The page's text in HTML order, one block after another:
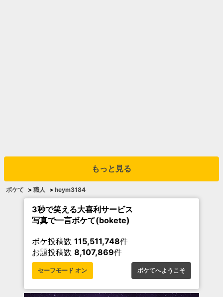
もっと見る
ボケて > 職人 > heym3184
3秒で笑える大喜利サービス
写真で一言ボケて(bokete)
ボケ投稿数 115,511,748件
お題投稿数 8,107,869件
セーフモード オン ボケてへようこそ